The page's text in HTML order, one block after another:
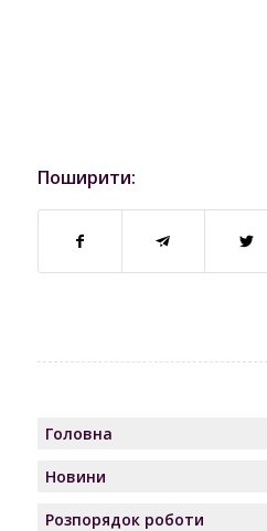
Поширити:
Головна
Новини
Розпорядок роботи